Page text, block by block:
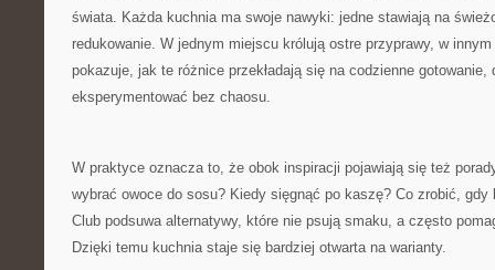
świata. Każda kuchnia ma swoje nawyki: jedne stawiają na
redukowanie. W jednym miejscu królują ostre przyprawy, w innym
pokazuje, jak te różnice przekładają się na codzienne gotowanie,
eksperymentować bez chaosu.
W praktyce oznacza to, że obok inspiracji pojawiają się też
wybrać owoce do sosu? Kiedy sięgnąć po kaszę? Co zrobić, gdy
Club podsuwa alternatywy, które nie psują smaku, a często
Dzięki temu kuchnia staje się bardziej otwarta na warianty.